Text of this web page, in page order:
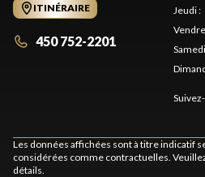
ITINÉRAIRE
450 752-2201
Jeudi:
Samedi
Les données affichées sont à titre indicatif
considérées comme contractuelles.
détails.